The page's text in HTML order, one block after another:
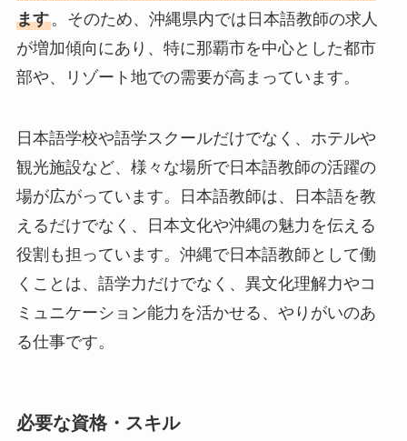
ます。そのため、沖縄県内では日本語教師の求人
が増加傾向にあり、特に那覇市を中心とした都市
部や、リゾート地での需要が高まっています。
日本語学校や語学スクールだけでなく、ホテルや
観光施設など、様々な場所で日本語教師の活躍の
場が広がっています。日本語教師は、日本語を教
えるだけでなく、日本文化や沖縄の魅力を伝える
役割も担っています。沖縄で日本語教師として働
くことは、語学力だけでなく、異文化理解力やコ
ミュニケーション能力を活かせる、やりがいのあ
る仕事です。
必要な資格・スキル